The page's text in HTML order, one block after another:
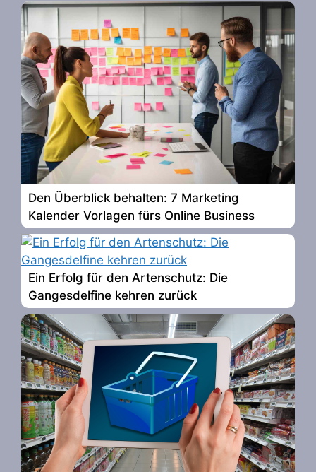
Den Überblick behalten: 7 Marketing
Kalender Vorlagen fürs Online Business
Ein Erfolg für den Artenschutz: Die
Gangesdelfine kehren zurück